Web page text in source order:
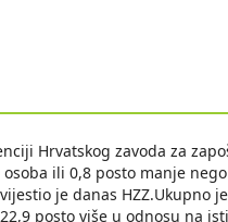
Hrvatskog zavoda za
ili 0,8 posto manje
je danas HZZ.Ukupno
posto više u odnosu na